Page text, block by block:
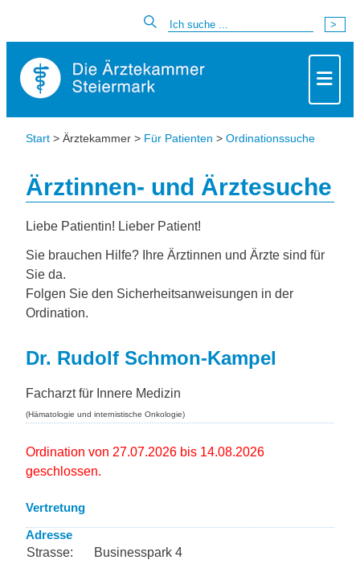
Start > Ärztekammer > Für Patienten > Ordinationssuche
Ärztinnen- und Ärztesuche
Liebe Patientin! Lieber Patient!
Sie brauchen Hilfe? Ihre Ärztinnen und Ärzte sind für
Sie da.
Folgen Sie den Sicherheitsanweisungen in der
Ordination.
Dr. Rudolf Schmon-Kampel
Facharzt für Innere Medizin
(Hämatologie und internistische Onkologie)
Ordination von 27.07.2026 bis 14.08.2026
geschlossen.
Vertretung
Adresse
Strasse:
Businesspark 4